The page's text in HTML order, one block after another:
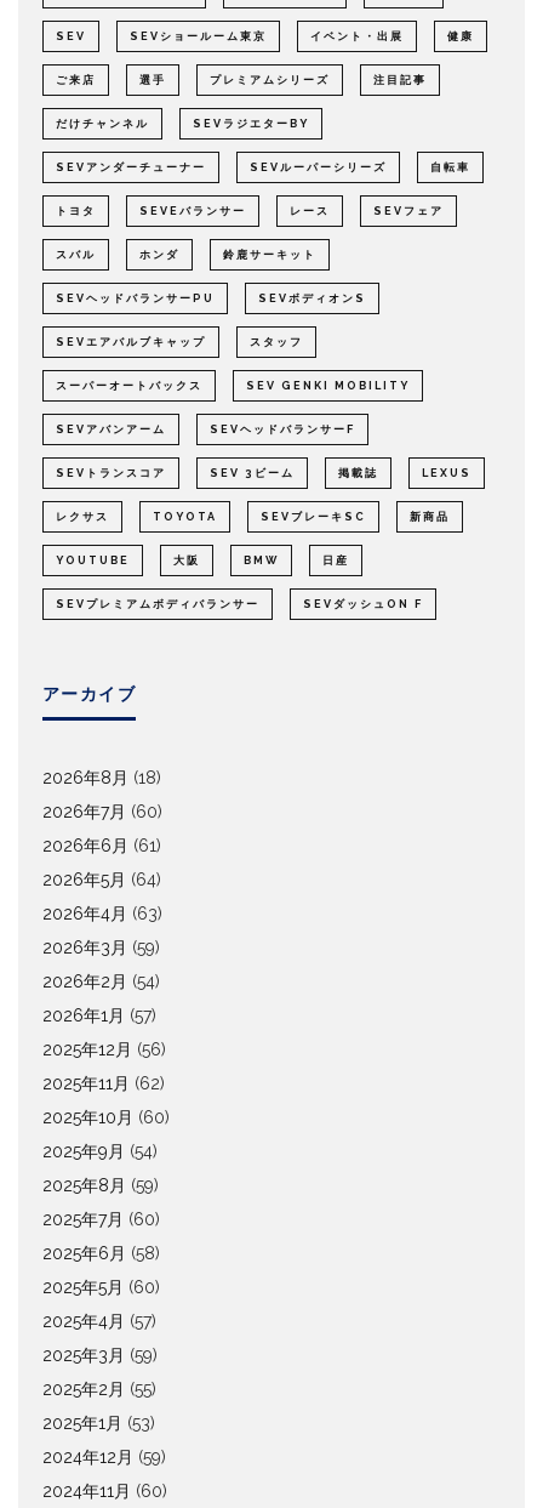
SEV SEVショールーム東京 イベント・出展 健康
ご来店 選手 プレミアムシリーズ 注目記事
だけチャンネル SEVラジエターBY
SEVアンダーチューナー SEVルーパーシリーズ 自転車
トヨタ SEVEバランサー レース SEVフェア
スバル ホンダ 鈴鹿サーキット
SEVヘッドバランサーPU SEVボディオンS
SEVエアバルブキャップ スタッフ
スーパーオートバックス SEV GENKI MOBILITY
SEVアバンアーム SEVヘッドバランサーF
SEVトランスコア SEV 3ビーム 掲載誌 LEXUS
レクサス TOYOTA SEVブレーキSC 新商品
YOUTUBE 大阪 BMW 日産
SEVプレミアムボディバランサー SEVダッシュON F
アーカイブ
2026年8月 (18)
2026年7月 (60)
2026年6月 (61)
2026年5月 (64)
2026年4月 (63)
2026年3月 (59)
2026年2月 (54)
2026年1月 (57)
2025年12月 (56)
2025年11月 (62)
2025年10月 (60)
2025年9月 (54)
2025年8月 (59)
2025年7月 (60)
2025年6月 (58)
2025年5月 (60)
2025年4月 (57)
2025年3月 (59)
2025年2月 (55)
2025年1月 (53)
2024年12月 (59)
2024年11月 (60)